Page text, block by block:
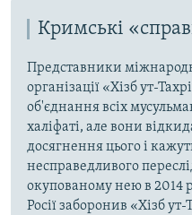
Кримські
Представники
організації «Хізб ут-
об'єднання всіх
халіфаті, але вони
досягнення цього і
несправедливого
окупованому нею в 2014
Росії заборонив «Хізб